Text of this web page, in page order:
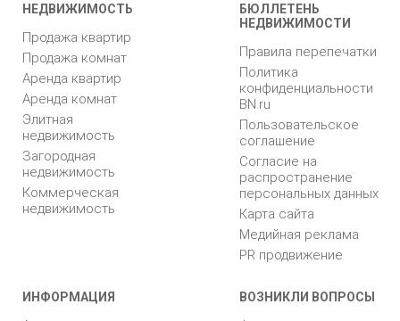
НЕДВИЖИМОСТЬ
Продажа квартир
Продажа комнат
Аренда квартир
Аренда комнат
Элитная
недвижимость
Загородная
недвижимость
Коммерческая
недвижимость
БЮЛЛЕТЕНЬ
НЕДВИЖИМОСТИ
Правила перепечатки
Политика
конфиденциальности
BN.ru
Пользовательское
соглашение
Согласие на
распространение
персональных данных
Карта сайта
Медийная реклама
PR продвижение
ИНФОРМАЦИЯ ВОЗНИКЛИ ВОПРОСЫ